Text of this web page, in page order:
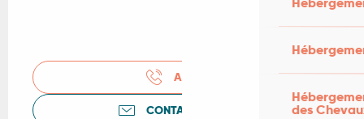
des
APPELER
CONTACTEZ-NOUS